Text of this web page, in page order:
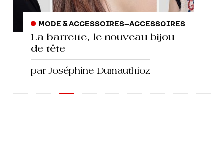
MODE & ACCESSOIRES–ACCESSOIRES
La barrette, le nouveau bijou
de tête
par Joséphine Dumauthioz